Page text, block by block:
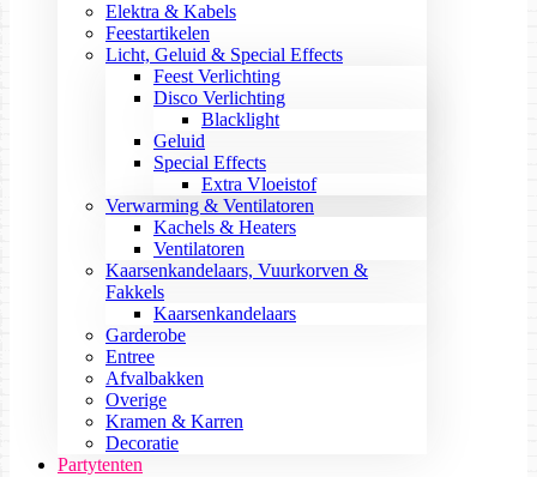
Elektra & Kabels
Feestartikelen
Licht, Geluid & Special Effects
Feest Verlichting
Disco Verlichting
Blacklight
Geluid
Special Effects
Extra Vloeistof
Verwarming & Ventilatoren
Kachels & Heaters
Ventilatoren
Kaarsenkandelaars, Vuurkorven &
Fakkels
Kaarsenkandelaars
Garderobe
Entree
Afvalbakken
Overige
Kramen & Karren
Decoratie
Partytenten